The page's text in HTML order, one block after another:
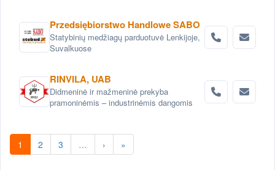
Przedsiębiorstwo Handlowe SABO
Statybinių medžiagų parduotuvė Lenkijoje,
Suvalkuose
RINVILA, UAB
Didmeninė ir mažmeninė prekyba
pramoninėmis – industrinėmis dangomis
1 2 3 … › »